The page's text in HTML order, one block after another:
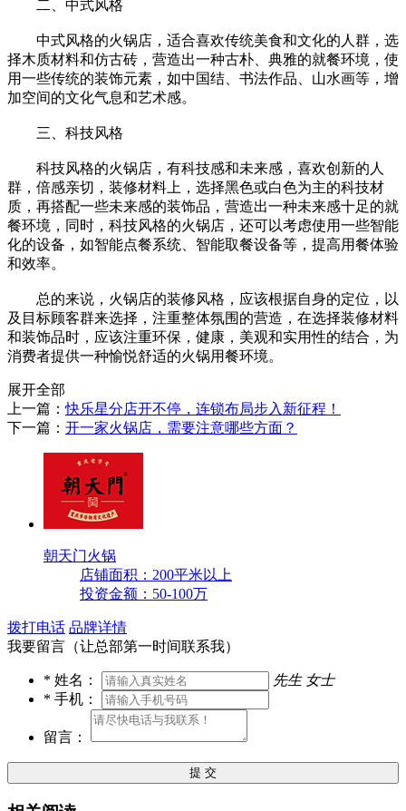
二、中式风格
中式风格的火锅店，适合喜欢传统美食和文化的人群，选
择木质材料和仿古砖，营造出一种古朴、典雅的就餐环境，使
用一些传统的装饰元素，如中国结、书法作品、山水画等，增
加空间的文化气息和艺术感。
三、科技风格
科技风格的火锅店，有科技感和未来感，喜欢创新的人
群，倍感亲切，装修材料上，选择黑色或白色为主的科技材
质，再搭配一些未来感的装饰品，营造出一种未来感十足的就
餐环境，同时，科技风格的火锅店，还可以考虑使用一些智能
化的设备，如智能点餐系统、智能取餐设备等，提高用餐体验
和效率。
总的来说，火锅店的装修风格，应该根据自身的定位，以
及目标顾客群来选择，注重整体氛围的营造，在选择装修材料
和装饰品时，应该注重环保，健康，美观和实用性的结合，为
消费者提供一种愉悦舒适的火锅用餐环境。
展开全部
上一篇：快乐星分店开不停，连锁布局步入新征程！
下一篇： 开一家火锅店，需要注意哪些方面？
朝天门火锅
店铺面积：200平米以上
投资金额：50-100万
拨打电话 品牌详情
我要留言（让总部第一时间联系我）
* 姓名： 先生 女士
* 手机：
留言：
提 交